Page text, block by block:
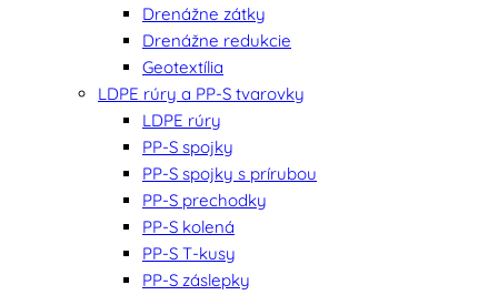
Drenážne zátky
Drenážne redukcie
Geotextília
LDPE rúry a PP-S tvarovky
LDPE rúry
PP-S spojky
PP-S spojky s prírubou
PP-S prechodky
PP-S kolená
PP-S T-kusy
PP-S záslepky